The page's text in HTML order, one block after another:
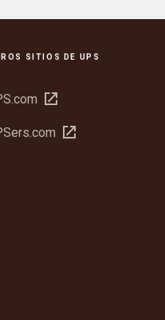
SITIOS DE UPS
Abrir
una Abrir